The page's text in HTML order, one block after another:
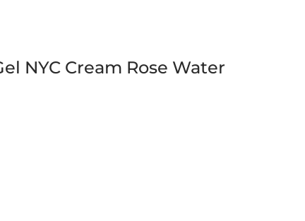
NYC Cream Rose Water